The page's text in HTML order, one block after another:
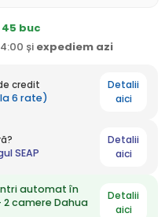
45 buc
și expediem azi
credit
6 rate)
Detalii
aici
SEAP
Detalii
aici
automat în
camere Dahua
Detalii
aici